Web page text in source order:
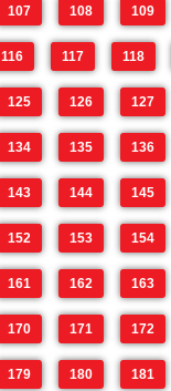
107 108 109
116 117 118
125 126 127
134 135 136
143 144 145
152 153 154
161 162 163
170 171 172
179 180 181